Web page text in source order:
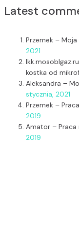
Latest
Przemek –
2021
kostka od
Aleksandra –
stycznia, 2021
Przemek –
2019
Amator – Praca
2019